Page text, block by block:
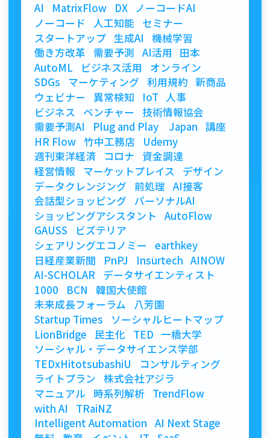
AI MatrixFlow DX
ノーコードAI
ノーコード
人工知能
セミナー
スタートアップ 生成AI
機械学習
働き方改革
需要予測 AI活用
田本
AutoML
ビジネス活用
オンライン
SDGs
マーケティング 利用規約 新商品
ウェビナー
異常検知 IoT 人事
ビジネス
ベンチャー
技術情報協会
需要予測AI
Plug and Play Japan 講座
HR Flow 竹中工務店
Udemy
週刊東洋経済
コロナ
資金調達
経営情報 マーケットプレイス
デザイン
データクレンジング 前処理 AI接客
会話型ショッピング パーソナルAI
ショッピングアシスタント
AutoFlow
GAUSS
ビズテリア
シェアリングエコノミー
earthkey
日経産業新聞
PnPJ Insurtech AINOW
AI-SCHOLAR データサイエンティスト
1000
BCN
韓国大使館
未来成長フォーラム
八芳園
Startup Times
ソーシャルヒートマップ
LionBridge
民主化 TED 一橋大学
ソーシャル・データサイエンス学部
TEDxHitotsubashiU
コンサルティング
ライトプラン 株式会社アジラ
マニュアル 時系列解析 TrendFlow
with AI
TRaiNZ
Intelligent Automation AI Next Stage